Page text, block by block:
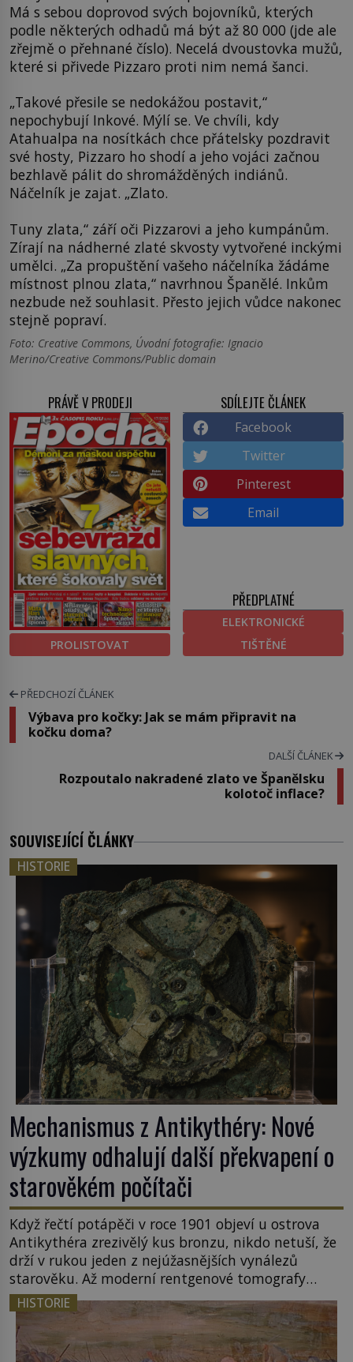
Má s sebou doprovod svých bojovníků, kterých
podle některých odhadů má být až 80 000 (jde ale
zřejmě o přehnané číslo). Necelá dvoustovka mužů,
které si přivede Pizzaro proti nim nemá šanci.
„Takové přesile se nedokážou postavit,“
nepochybují Inkové. Mýlí se. Ve chvíli, kdy
Atahualpa na nosítkách chce přátelsky pozdravit
své hosty, Pizzaro ho shodí a jeho vojáci začnou
bezhlavě pálit do shromážděných indiánů.
Náčelník je zajat. „Zlato.
Tuny zlata,“ září oči Pizzarovi a jeho kumpánům.
Zírají na nádherné zlaté skvosty vytvořené inckými
umělci. „Za propuštění vašeho náčelníka žádáme
místnost plnou zlata,“ navrhnou Španělé. Inkům
nezbude než souhlasit. Přesto jejich vůdce nakonec
stejně popraví.
Foto: Creative Commons, Úvodní fotografie: Ignacio
Merino/Creative Commons/Public domain
PRÁVĚ V PRODEJI
PROLISTOVAT
SDÍLEJTE ČLÁNEK
Facebook
Twitter
Pinterest
Email
PŘEDPLATNÉ
ELEKTRONICKÉ
TIŠTĚNÉ
PŘEDCHOZÍ ČLÁNEK
Výbava pro kočky: Jak se mám připravit na
kočku doma?
DALŠÍ ČLÁNEK
Rozpoutalo nakradené zlato ve Španělsku
kolotoč inflace?
SOUVISEJÍCÍ ČLÁNKY
HISTORIE
Mechanismus z Antikythéry: Nové
výzkumy odhalují další překvapení o
starověkém počítači
Když řečtí potápěči v roce 1901 objeví u ostrova
Antikythéra zrezivělý kus bronzu, nikdo netuší, že
drží v rukou jeden z nejúžasnějších vynálezů
starověku. Až moderní rentgenové tomografy
odhalí desítky ozubených kol ukrytých uvnitř.
Mechanismus z Antikythéry je dnes považován za
nejstarší známý analogový počítač na světě. Přesto
ani po více než sto letech výzkumu […]
HISTORIE